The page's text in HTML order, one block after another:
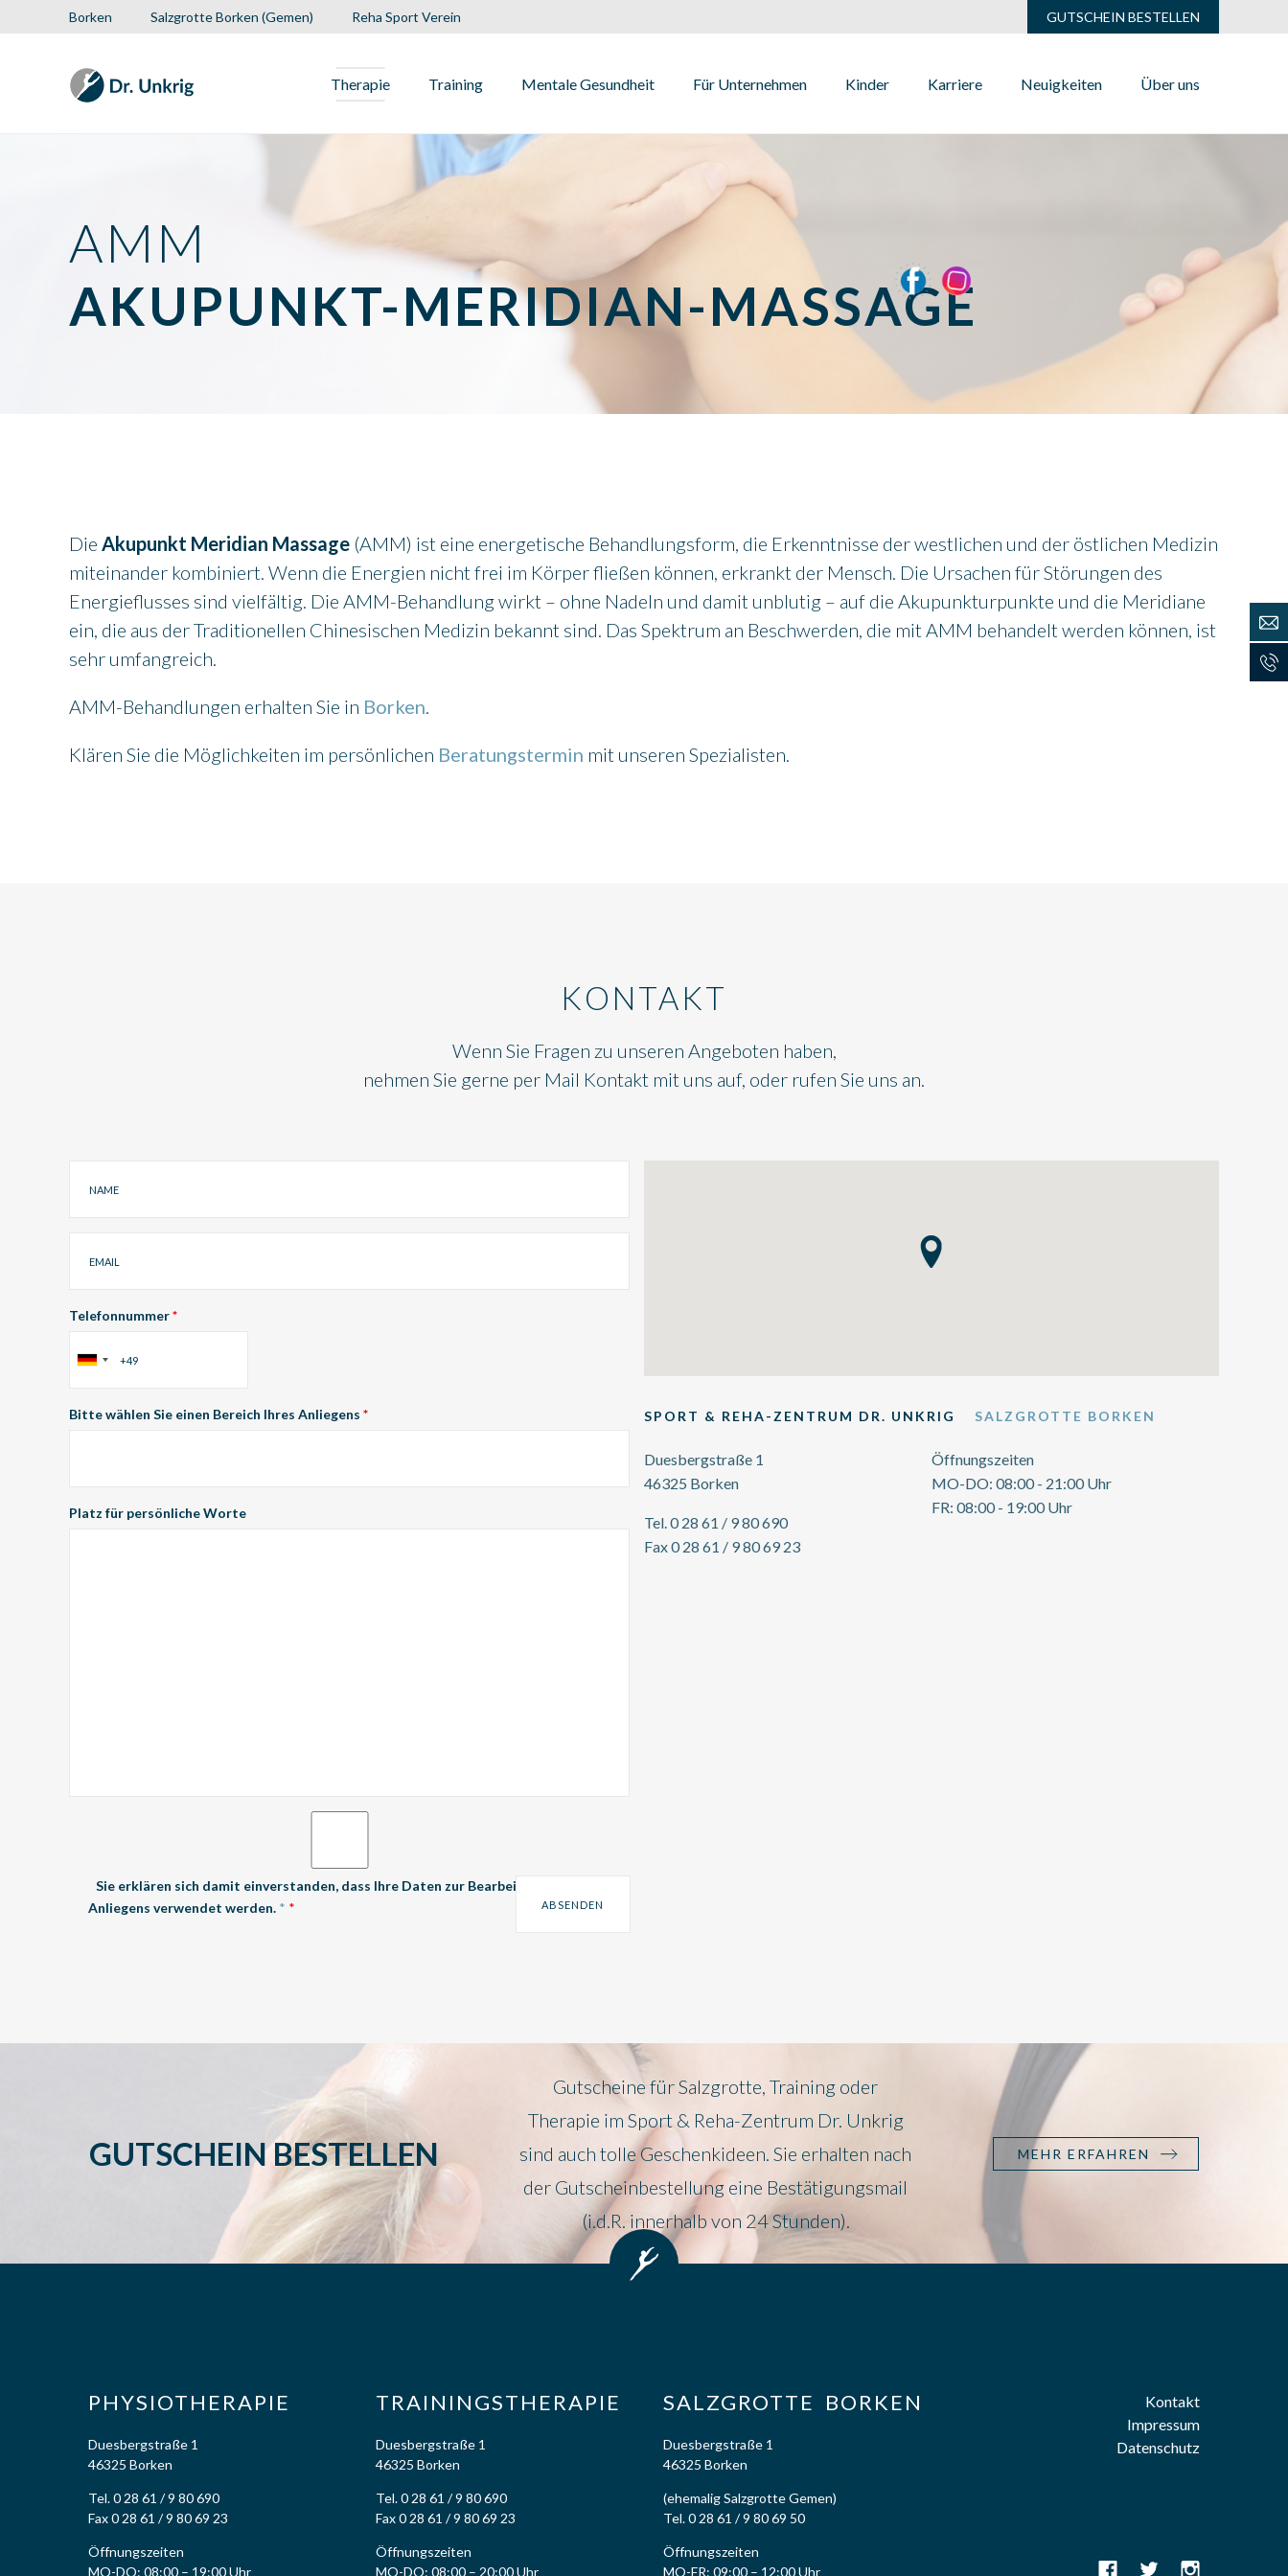
Karriere
Über uns
Borken Salzgrotte Borken (Gemen) Reha Sport Verein GUTSCHEIN BESTELLEN
Therapie Training Mentale Gesundheit Für Unternehmen Kinder Karriere Neuigkeiten Über uns
AMM
AKUPUNKT-MERIDIAN-MASSAGE
Die Akupunkt Meridian Massage (AMM) ist eine energetische Behandlungsform, die Erkenntnisse der westlichen und der östlichen Medizin
miteinander kombiniert. Wenn die Energien nicht frei im Körper fließen können, erkrankt der Mensch. Die Ursachen für Störungen des
Energieflusses sind vielfältig. Die AMM-Behandlung wirkt – ohne Nadeln und damit unblutig – auf die Akupunkturpunkte und die Meridiane
ein, die aus der Traditionellen Chinesischen Medizin bekannt sind. Das Spektrum an Beschwerden, die mit AMM behandelt werden können, ist
sehr umfangreich.
AMM-Behandlungen erhalten Sie in Borken.
Klären Sie die Möglichkeiten im persönlichen Beratungstermin mit unseren Spezialisten.
KONTAKT
Wenn Sie Fragen zu unseren Angeboten haben,
nehmen Sie gerne per Mail Kontakt mit uns auf, oder rufen Sie uns an.
Telefonnummer*
Bitte wählen Sie einen Bereich Ihres Anliegens *
Platz für persönliche Worte
Sie erklären sich damit einverstanden, dass Ihre Daten zur Bearbeitung Ihres
Anliegens verwendet werden. * *
SPORT & REHA-ZENTRUM DR. UNKRIG SALZGROTTE BORKEN
Duesbergstraße 1
46325 Borken
Tel. 0 28 61 / 9 80 690
Fax 0 28 61 / 9 80 69 23
Öffnungszeiten
MO-DO: 08:00 - 21:00 Uhr
FR: 08:00 - 19:00 Uhr
GUTSCHEIN BESTELLEN
Gutscheine für Salzgrotte, Training oder
Therapie im Sport & Reha-Zentrum Dr. Unkrig
sind auch tolle Geschenkideen. Sie erhalten nach
der Gutscheinbestellung eine Bestätigungsmail
(i.d.R. innerhalb von 24 Stunden).
MEHR ERFAHREN
PHYSIOTHERAPIE
Duesbergstraße 1
46325 Borken
Tel. 0 28 61 / 9 80 690
Fax 0 28 61 / 9 80 69 23
Öffnungszeiten
MO-DO: 08:00 – 19:00 Uhr
TRAININGSTHERAPIE
Duesbergstraße 1
46325 Borken
Tel. 0 28 61 / 9 80 690
Fax 0 28 61 / 9 80 69 23
Öffnungszeiten
MO-DO: 08:00 – 20:00 Uhr
SALZGROTTE BORKEN
Duesbergstraße 1
46325 Borken
(ehemalig Salzgrotte Gemen)
Tel. 0 28 61 / 9 80 69 50
Öffnungszeiten
MO-FR: 09:00 – 12:00 Uhr
Kontakt
Impressum
Datenschutz